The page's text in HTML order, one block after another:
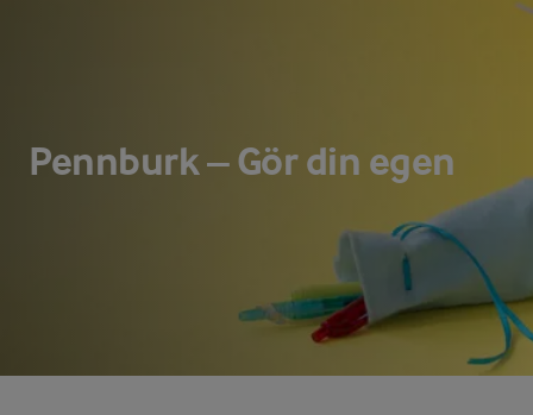
Pennburk – Gör din egen